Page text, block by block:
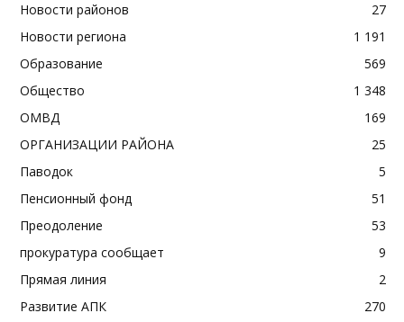
Новости районов
27
Новости региона
1 191
Образование
569
Общество
1 348
ОМВД
169
ОРГАНИЗАЦИИ РАЙОНА
25
Паводок
5
Пенсионный фонд
51
Преодоление
53
прокуратура сообщает
9
Прямая линия
2
Развитие АПК
270